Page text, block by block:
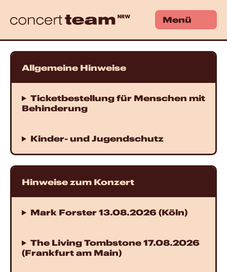
Menü
Allgemeine Hinweise
Ticketbestellung für Menschen mit
Behinderung
Kinder- und Jugendschutz
Hinweise zum Konzert
Mark Forster 13.08.2026 (Köln)
The Living Tombstone 17.08.2026
(Frankfurt am Main)